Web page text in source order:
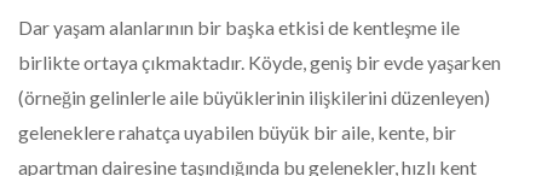
Dar yaşam alanlarının bir başka etkisi de kentleşme ile
birlikte ortaya çıkmaktadır. Köyde, geniş bir evde yaşarken
(örneğin gelinlerle aile büyüklerinin ilişkilerini düzenleyen)
geleneklere rahatça uyabilen büyük bir aile, kente, bir
apartman dairesine taşındığında bu gelenekler, hızlı kent